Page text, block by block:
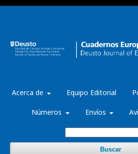
Acerca de Equipo Editorial
Números Envíos
Buscar